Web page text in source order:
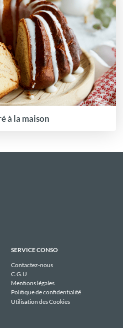
à la maison
SERVICE CONSO
Contactez-nous
C.G.U
Mentions légales
Politique de confidentialité
Utilisation des Cookies